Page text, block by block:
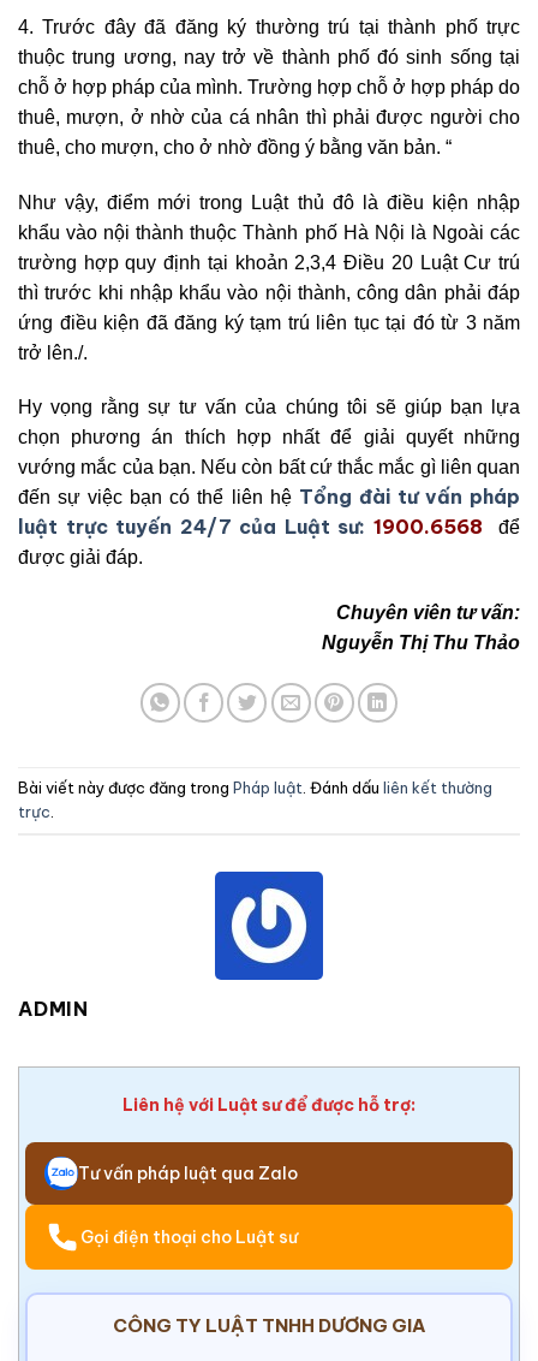
4. Trước đây đã đăng ký thường trú tại thành phố trực
thuộc trung ương, nay trở về thành phố đó sinh sống tại
chỗ ở hợp pháp của mình. Trường hợp chỗ ở hợp pháp do
thuê, mượn, ở nhờ của cá nhân thì phải được người cho
thuê, cho mượn, cho ở nhờ đồng ý bằng văn bản. “
Như vậy, điểm mới trong Luật thủ đô là điều kiện nhập
khẩu vào nội thành thuộc Thành phố Hà Nội là Ngoài các
trường hợp quy định tại khoản 2,3,4 Điều 20 Luật Cư trú
thì trước khi nhập khẩu vào nội thành, công dân phải đáp
ứng điều kiện đã đăng ký tạm trú liên tục tại đó từ 3 năm
trở lên./.
Hy vọng rằng sự tư vấn của chúng tôi sẽ giúp bạn lựa
chọn phương án thích hợp nhất để giải quyết những
vướng mắc của bạn. Nếu còn bất cứ thắc mắc gì liên quan
đến sự việc bạn có thể liên hệ Tổng đài tư vấn pháp
luật trực tuyến 24/7 của Luật sư: 1900.6568
để
được giải đáp.
Chuyên viên tư vấn:
Nguyễn Thị Thu Thảo
Bài viết này được đăng trong Pháp luật. Đánh dấu liên kết thường
trực.
ADMIN
Liên hệ với Luật sư để được hỗ trợ:
Tư vấn pháp luật qua Zalo
Gọi điện thoại cho Luật sư
CÔNG TY LUẬT TNHH DƯƠNG GIA